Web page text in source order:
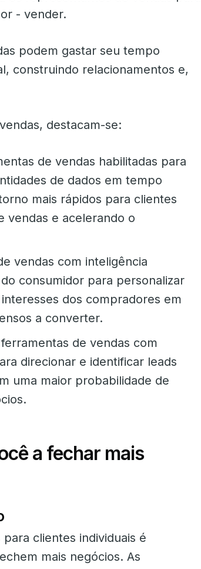
- vender.
podem gastar seu tempo
construindo relacionamentos e,
destacam-se:
de vendas habilitadas para
de dados em tempo
mais rápidos para clientes
vendas e acelerando o
vendas com inteligência
consumidor para personalizar
dos compradores em
a converter.
de vendas com
direcionar e identificar leads
uma maior probabilidade de
a fechar mais
clientes individuais é
mais negócios. As